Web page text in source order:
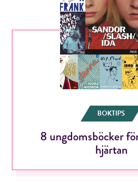
Jag accepterar villkoren.
RÖSTA
BOKTIPS
8 ungdomsböcker
hjärtan